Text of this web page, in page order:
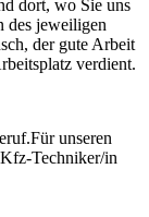
dort, wo Sie uns
des jeweiligen
der gute Arbeit
verdient.
unseren
Techniker/in